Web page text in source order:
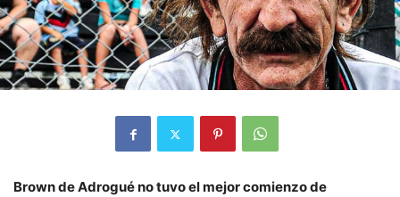
Brown de Adrogué no tuvo el mejor comienzo de